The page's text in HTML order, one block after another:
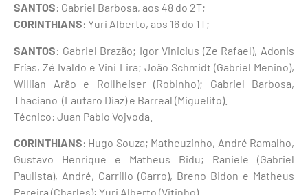
SANTOS: Gabriel Barbosa, aos 48 do 2T;
CORINTHIANS: Yuri Alberto, aos 16 do 1T;
SANTOS: Gabriel Brazão; Igor Vinicius (Ze Rafael), Adonis
Frías, Zé Ivaldo e Vini Lira; João Schmidt (Gabriel Menino),
Willian Arão e Rollheiser (Robinho); Gabriel Barbosa,
Thaciano (Lautaro Diaz) e Barreal (Miguelito).
Técnico: Juan Pablo Vojvoda.
CORINTHIANS: Hugo Souza; Matheuzinho, André Ramalho,
Gustavo Henrique e Matheus Bidu; Raniele (Gabriel
Paulista), André, Carrillo (Garro), Breno Bidon e Matheus
Pereira (Charles); Yuri Alberto (Vitinho).